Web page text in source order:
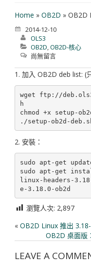
Home » OB2D » OB2D
2014-12-10
OLS3
OB2D,OB2D-核心
尚無留言
1. 加入 OB2D deb list: (
wget ftp://
h
chmod +x setup-
2. 安裝：
sudo apt-get
sudo apt-get
linux-headers-
瀏覽人次: 2,897
« OB2D Linux 推出
OB2D 桌面版
LEAVE A